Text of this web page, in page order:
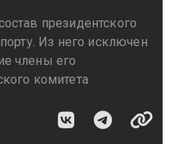
президентского
Из него исключен
члены его
комитета